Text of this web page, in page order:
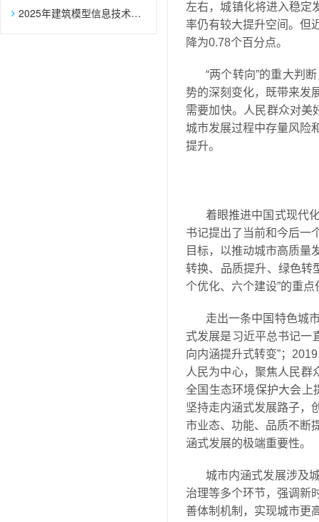
2025年建筑模型信息技术员赛项技术文件
左右，城镇化将进入稳定
率仍有较大提升空间。但
降为0.78个百分点。
“两个转向”的重大判
势的深刻变化，既带来发
需要加快。人民群众对美
城市发展过程中存量风险
提升。
着眼推进中国式现代
书记提出了当前和今后一
目标，以推动城市高质量
转换、品质提升、绿色转
个优化、六个建设”的重
走出一条中国特色城
式发展是习近平总书记一
向内涵提升式转变”；
人民为中心，聚焦人民群
全国生态环境保护大会上
坚持走内涵式发展路子，
市业态、功能、品质不断
涵式发展的极端重要性。
城市内涵式发展涉及
治理等多个环节，强调新
善体制机制，实现城市更